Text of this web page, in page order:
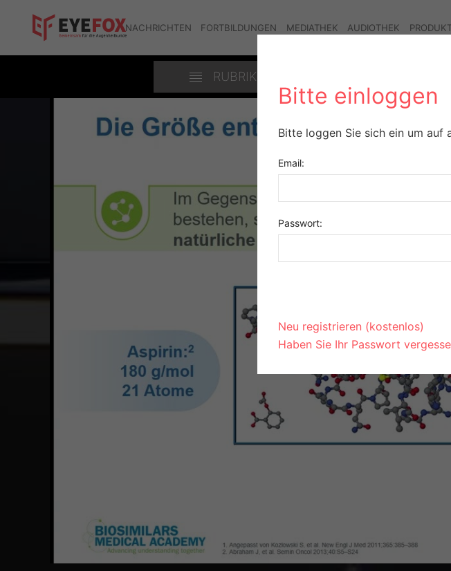
NACHRICHTEN FORTBILDUNGEN MEDIATHEK AUDIOTHEK
RUBRIKEN
Bitte einloggen
Bitte loggen Sie sich ein um auf
Email:
Passwort:
Neu registrieren (kostenlos)
Haben Sie Ihr Passwort